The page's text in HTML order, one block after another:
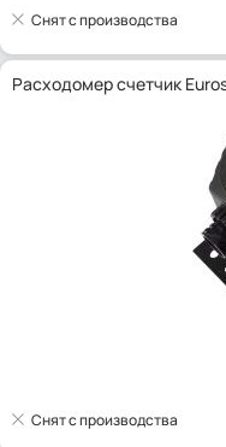
Снят с производства
Расходомер счетчик
Снят с производства